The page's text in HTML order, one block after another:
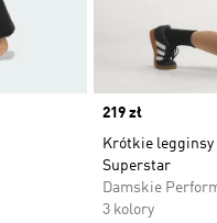
Price
219 zł
Krótkie
Superstar
Damskie
3 kolory